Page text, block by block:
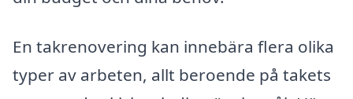
En takrenovering kan innebära flera olika
typer av arbeten, allt beroende på takets